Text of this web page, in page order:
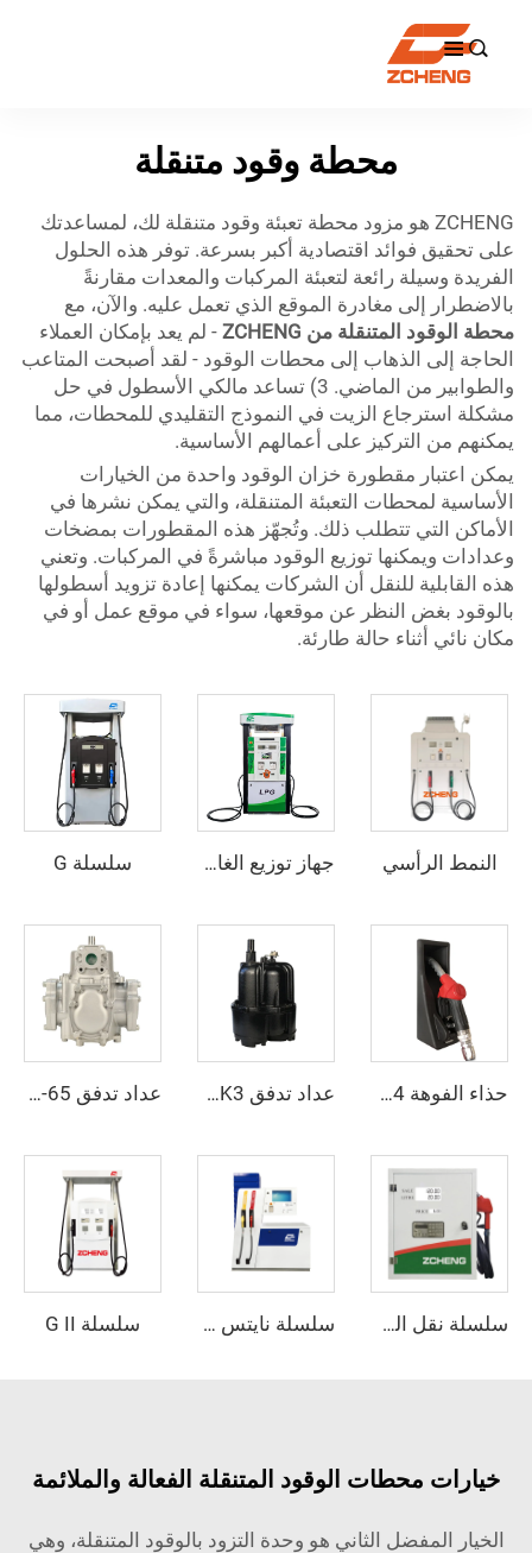

محطة وقود متنقلة
ZCHENG هو مزود محطة تعبئة وقود متنقلة لك، لمساعدتك
على تحقيق فوائد اقتصادية أكبر بسرعة. توفر هذه الحلول
الفريدة وسيلة رائعة لتعبئة المركبات والمعدات مقارنةً
بالاضطرار إلى مغادرة الموقع الذي تعمل عليه. والآن، مع
محطة الوقود المتنقلة من ZCHENG
- لم يعد بإمكان العملاء
الحاجة إلى الذهاب إلى محطات الوقود - لقد أصبحت المتاعب
والطوابير من الماضي. 3) تساعد مالكي الأسطول في حل
مشكلة استرجاع الزيت في النموذج التقليدي للمحطات، مما
يمكنهم من التركيز على أعمالهم الأساسية.
يمكن اعتبار مقطورة خزان الوقود واحدة من الخيارات
الأساسية لمحطات التعبئة المتنقلة، والتي يمكن نشرها في
الأماكن التي تتطلب ذلك. وتُجهّز هذه المقطورات بمضخات
وعدادات ويمكنها توزيع الوقود مباشرةً في المركبات. وتعني
هذه القابلية للنقل أن الشركات يمكنها إعادة تزويد أسطولها
بالوقود بغض النظر عن موقعها، سواء في موقع عمل أو في
مكان نائي أثناء حالة طارئة.
النمط الرأسي جهاز توزيع الغاز المسال سلسلة G
حذاء الفوهة ZCNB-04 عداد تدفق ZCM-TK3 عداد تدفق ZCM-65
سلسلة نقل الشاحنات سلسلة نايتس بلس سلسلة G II
خيارات محطات الوقود المتنقلة الفعالة والملائمة
الخيار المفضل الثاني هو وحدة التزود بالوقود المتنقلة، وهي